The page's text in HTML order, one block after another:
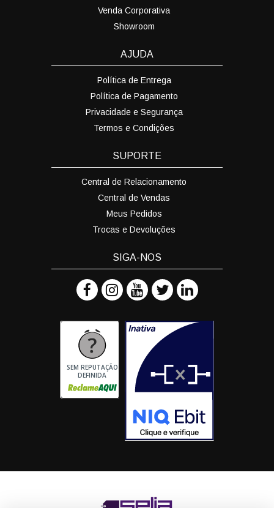
Venda Corporativa
Showroom
AJUDA
Política de Entrega
Política de Pagamento
Privacidade e Segurança
Termos e Condições
SUPORTE
Central de Relacionamento
Central de Vendas
Meus Pedidos
Trocas e Devoluções
SIGA-NOS
SEM REPUTAÇÃO
DEFINIDA